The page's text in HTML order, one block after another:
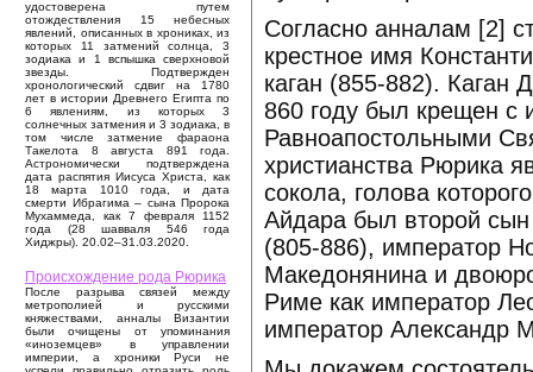
удостоверена путем
отождествления 15 небесных
явлений, описанных в хрониках, из
которых 11 затмений солнца, 3
зодиака и 1 вспышка сверхновой
звезды. Подтвержден
хронологический сдвиг на 1780
лет в истории Древнего Египта по
6 явлениям, из которых 3
солнечных затмения и 3 зодиака, в
том числе затмение фараона
Такелота 8 августа 891 года.
Астрономически подтверждена
дата распятия Иисуса Христа, как
18 марта 1010 года, и дата
смерти Ибрагима – сына Пророка
Мухаммеда, как 7 февраля 1152
года (28 шавваля 546 года
Хиджры). 20.02–31.03.2020.
Происхождение рода Рюрика
После разрыва связей между
метрополией и русскими
княжествами, анналы Византии
были очищены от упоминания
«иноземцев» в управлении
империи, а хроники Руси не
Согласно анналам [2]
крестное имя
каган (855-882).
860 году был крещен с
Равноапостольными
христианства Рюрика
сокола, голова
Айдара был второй
(805-886), император
Македонянина и
Риме как император
император Александр